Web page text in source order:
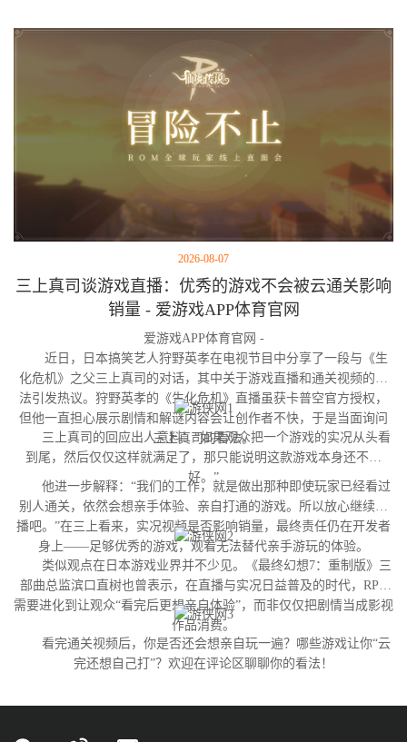
2026-08-07
三上真司谈游戏直播：优秀的游戏不会被云通关影响
销量 - 爱游戏APP体育官网
爱游戏APP体育官网 -
近日，日本搞笑艺人狩野英孝在电视节目中分享了一段与《生
化危机》之父三上真司的对话，其中关于游戏直播和通关视频的看
法引发热议。狩野英孝的《生化危机》直播虽获卡普空官方授权，
但他一直担心展示剧情和解谜内容会让创作者不快，于是当面询问
三上真司的看法。
三上真司的回应出人意料：“如果观众把一个游戏的实况从头看
到尾，然后仅仅这样就满足了，那只能说明这款游戏本身还不够
好。”
他进一步解释：“我们的工作，就是做出那种即使玩家已经看过
别人通关，依然会想亲手体验、亲自打通的游戏。所以放心继续直
播吧。”在三上看来，实况视频是否影响销量，最终责任仍在开发者
身上——足够优秀的游戏，观看无法替代亲手游玩的体验。
类似观点在日本游戏业界并不少见。《最终幻想7：重制版》三
部曲总监滨口直树也曾表示，在直播与实况日益普及的时代，RPG
需要进化到让观众“看完后更想亲自体验”，而非仅仅把剧情当成影视
作品消费。
看完通关视频后，你是否还会想亲自玩一遍？哪些游戏让你“云
完还想自己打”？欢迎在评论区聊聊你的看法！